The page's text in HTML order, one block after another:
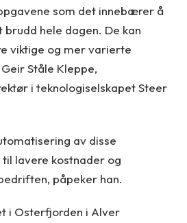
som det innebærer å
hele dagen. De kan
viktige og mer varierte
Ståle Kleppe,
i teknologiselskapet Steer
av disse
lavere kostnader og
påpeker han.
i Osterfjorden i Alver